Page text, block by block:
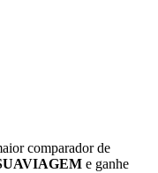
comparador de
e ganhe